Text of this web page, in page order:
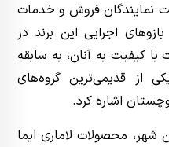
نمایندگان فروش و خدمات
اجرایی این برند در
کیفیت‌ به آنان، به سابقه
از قدیمی‌ترین گروه‌های
اشاره کرد.
شهر، محصولات لاماری ایما